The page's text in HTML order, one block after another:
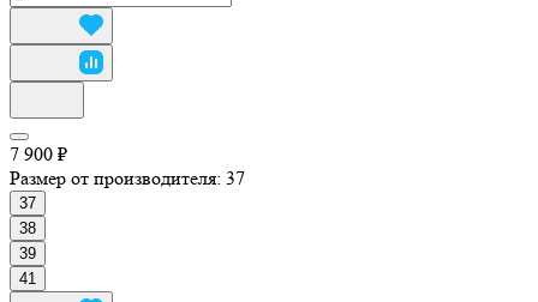
7 900 ₽
Размер от производителя: 37
37
38
39
41